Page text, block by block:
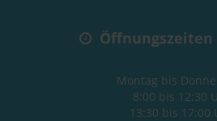
Öffnungszeiten
Montag bis
8:00 bis 12:30
13:30 bis 17:00